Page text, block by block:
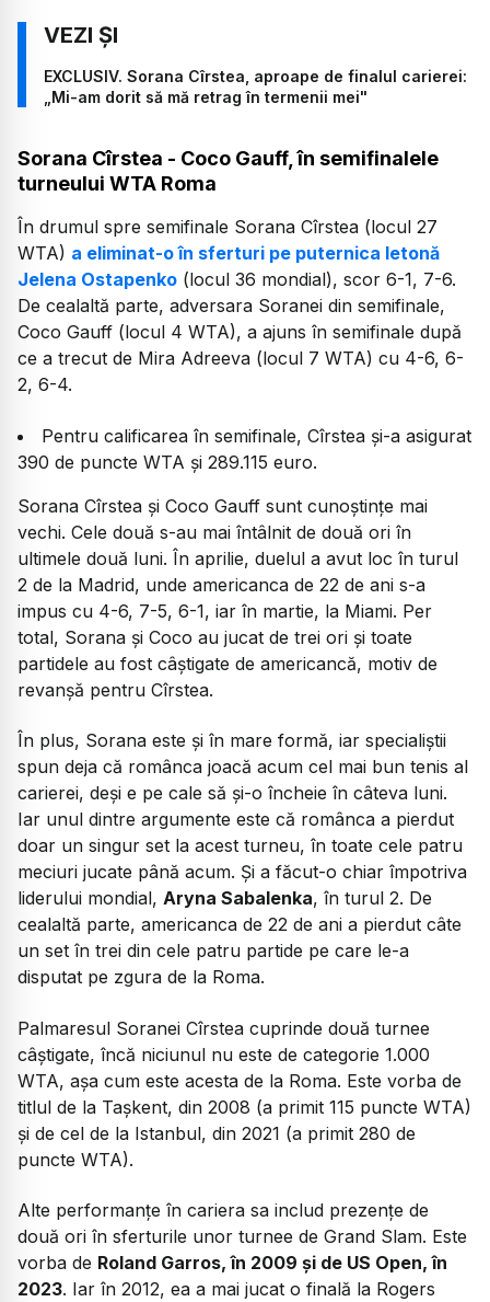
EXCLUSIV. Sorana Cîrstea, aproape de finalul carierei:
„Mi-am dorit să mă retrag în termenii mei"
Sorana Cîrstea - Coco Gauff, în semifinalele
turneului WTA Roma
În drumul spre semifinale Sorana Cîrstea (locul 27
WTA) a eliminat-o în sferturi pe puternica letonă
Jelena Ostapenko (locul 36 mondial), scor 6-1, 7-6.
De cealaltă parte, adversara Soranei din semifinale,
Coco Gauff (locul 4 WTA), a ajuns în semifinale după
ce a trecut de Mira Adreeva (locul 7 WTA) cu 4-6, 6-
2, 6-4.
Pentru calificarea în semifinale, Cîrstea și-a asigurat
390 de puncte WTA și 289.115 euro.
Sorana Cîrstea și Coco Gauff sunt cunoștințe mai
vechi. Cele două s-au mai întâlnit de două ori în
ultimele două luni. În aprilie, duelul a avut loc în turul
2 de la Madrid, unde americanca de 22 de ani s-a
impus cu 4-6, 7-5, 6-1, iar în martie, la Miami. Per
total, Sorana și Coco au jucat de trei ori și toate
partidele au fost câștigate de americancă, motiv de
revanșă pentru Cîrstea.
În plus, Sorana este și în mare formă, iar specialiștii
spun deja că românca joacă acum cel mai bun tenis al
carierei, deși e pe cale să și-o încheie în câteva luni.
Iar unul dintre argumente este că românca a pierdut
doar un singur set la acest turneu, în toate cele patru
meciuri jucate până acum. Și a făcut-o chiar împotriva
liderului mondial, Aryna Sabalenka, în turul 2. De
cealaltă parte, americanca de 22 de ani a pierdut câte
un set în trei din cele patru partide pe care le-a
disputat pe zgura de la Roma.
Palmaresul Soranei Cîrstea cuprinde două turnee
câștigate, încă niciunul nu este de categorie 1.000
WTA, așa cum este acesta de la Roma. Este vorba de
titlul de la Tașkent, din 2008 (a primit 115 puncte WTA)
și de cel de la Istanbul, din 2021 (a primit 280 de
puncte WTA).
Alte performanțe în cariera sa includ prezențe de
două ori în sferturile unor turnee de Grand Slam. Este
vorba de Roland Garros, în 2009 și de US Open, în
2023. Iar în 2012, ea a mai jucat o finală la Rogers